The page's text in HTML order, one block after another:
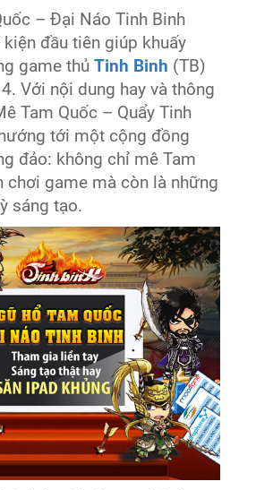
– Đại Náo Tinh Binh
đầu tiên giúp khuấy
game thủTinh Binh (TB)
Với nội dung hay và thông
Tam Quốc – Quẩy Tinh
tới một cộng đồng
đảo: không chỉ mê Tam
chơi game mà còn là những
sáng tạo.